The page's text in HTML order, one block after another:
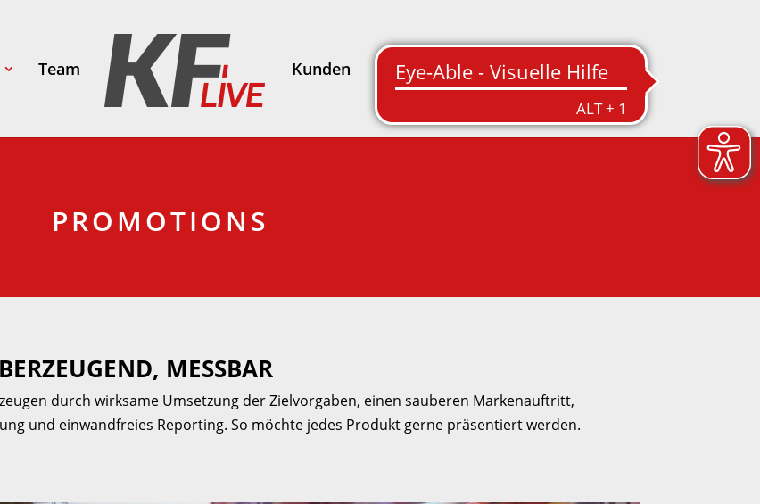
Team Kunden Kontakt/Anfahrt
PROMOTIONS
MESSBAR
durch wirksame Umsetzung der Zielvorgaben, einen sauberen Markenauftritt,
und einwandfreies Reporting. So möchte jedes Produkt gerne präsentiert werden.